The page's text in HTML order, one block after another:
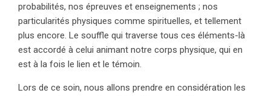
probabilités, nos épreuves et enseignements ; nos
particularités physiques comme spirituelles, et tellement
plus encore. Le souffle qui traverse tous ces éléments-là
est accordé à celui animant notre corps physique, qui en
est à la fois le lien et le témoin.
Lors de ce soin, nous allons prendre en considération les